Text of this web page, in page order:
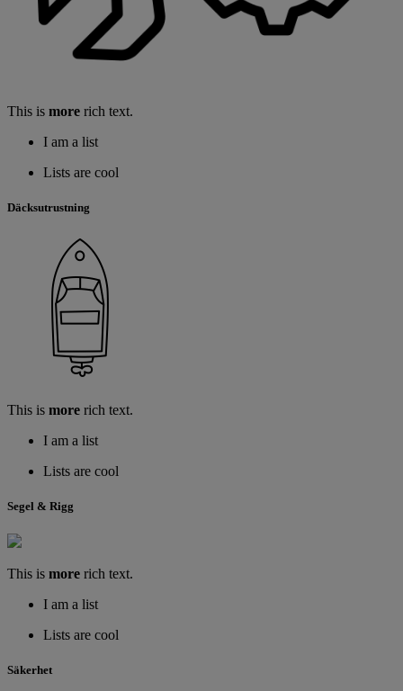
This is more rich text.
I am a list
Lists are cool
Däcksutrustning
This is more rich text.
I am a list
Lists are cool
Segel & Rigg
This is more rich text.
I am a list
Lists are cool
Säkerhet